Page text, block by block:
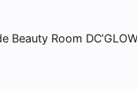
Beauty Room